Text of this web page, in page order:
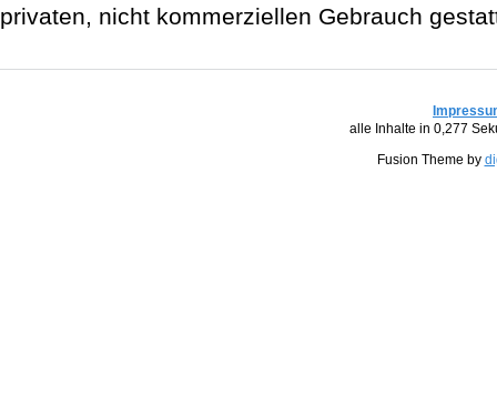
privaten, nicht kommerziellen Gebrauch
alle Inhalte in 0,277
Fusion Theme by